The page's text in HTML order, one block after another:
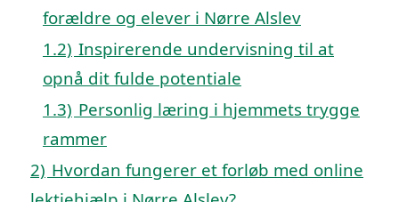
forældre og elever i Nørre Alslev
1.2) Inspirerende undervisning til at
opnå dit fulde potentiale
1.3) Personlig læring i hjemmets trygge
rammer
2) Hvordan fungerer et forløb med online